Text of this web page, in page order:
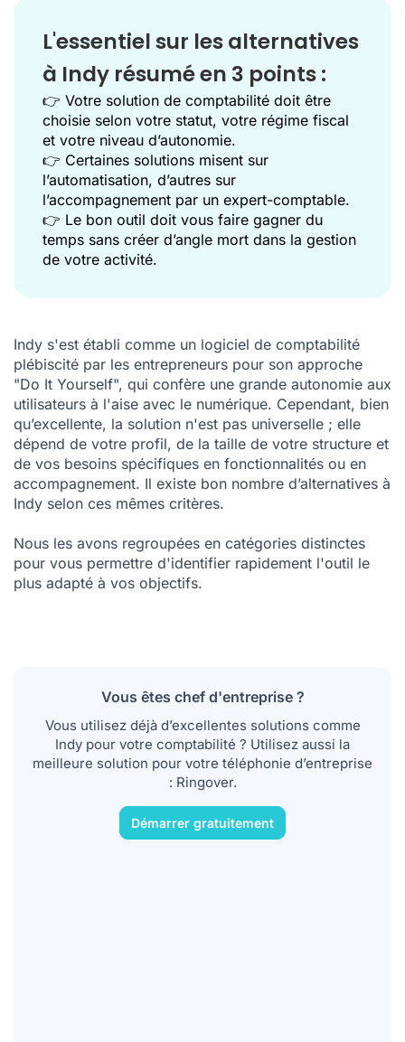
L'essentiel sur les alternatives
à Indy résumé en 3 points :
👉 Votre solution de comptabilité doit être
choisie selon votre statut, votre régime fiscal
et votre niveau d’autonomie.
👉 Certaines solutions misent sur
l’automatisation, d’autres sur
l’accompagnement par un expert-comptable.
👉 Le bon outil doit vous faire gagner du
temps sans créer d’angle mort dans la gestion
de votre activité.
Indy s'est établi comme un logiciel de comptabilité
plébiscité par les entrepreneurs pour son approche
"Do It Yourself", qui confère une grande autonomie aux
utilisateurs à l'aise avec le numérique. Cependant, bien
qu’excellente, la solution n'est pas universelle ; elle
dépend de votre profil, de la taille de votre structure et
de vos besoins spécifiques en fonctionnalités ou en
accompagnement. Il existe bon nombre d’alternatives à
Indy selon ces mêmes critères.
Nous les avons regroupées en catégories distinctes
pour vous permettre d'identifier rapidement l'outil le
plus adapté à vos objectifs.
Vous êtes chef d'entreprise ?
Vous utilisez déjà d’excellentes solutions comme
Indy pour votre comptabilité ? Utilisez aussi la
meilleure solution pour votre téléphonie d’entreprise
: Ringover.
Démarrer gratuitement